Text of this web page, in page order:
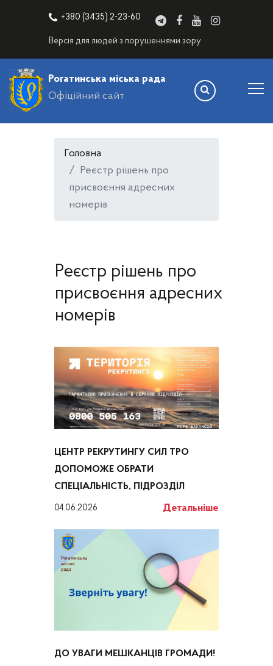
+380 (3435) 2-23-60
Версія для людей з порушеннями зору
Рогатинська міська рада
Офіційний сайт
Головна
Реєстр рішень про
присвоєння адресних
номерів
Реєстр рішень про
присвоєння адресних
номерів
ЦЕНТР РЕКРУТИНГУ СИЛ ТРО
ДОПОМОЖЕ ОБРАТИ
СПЕЦІАЛЬНІСТЬ, ПІДРОЗДІЛ
04.06.2026 Детальніше
ДО УВАГИ МЕШКАНЦІВ ГРОМАДИ!